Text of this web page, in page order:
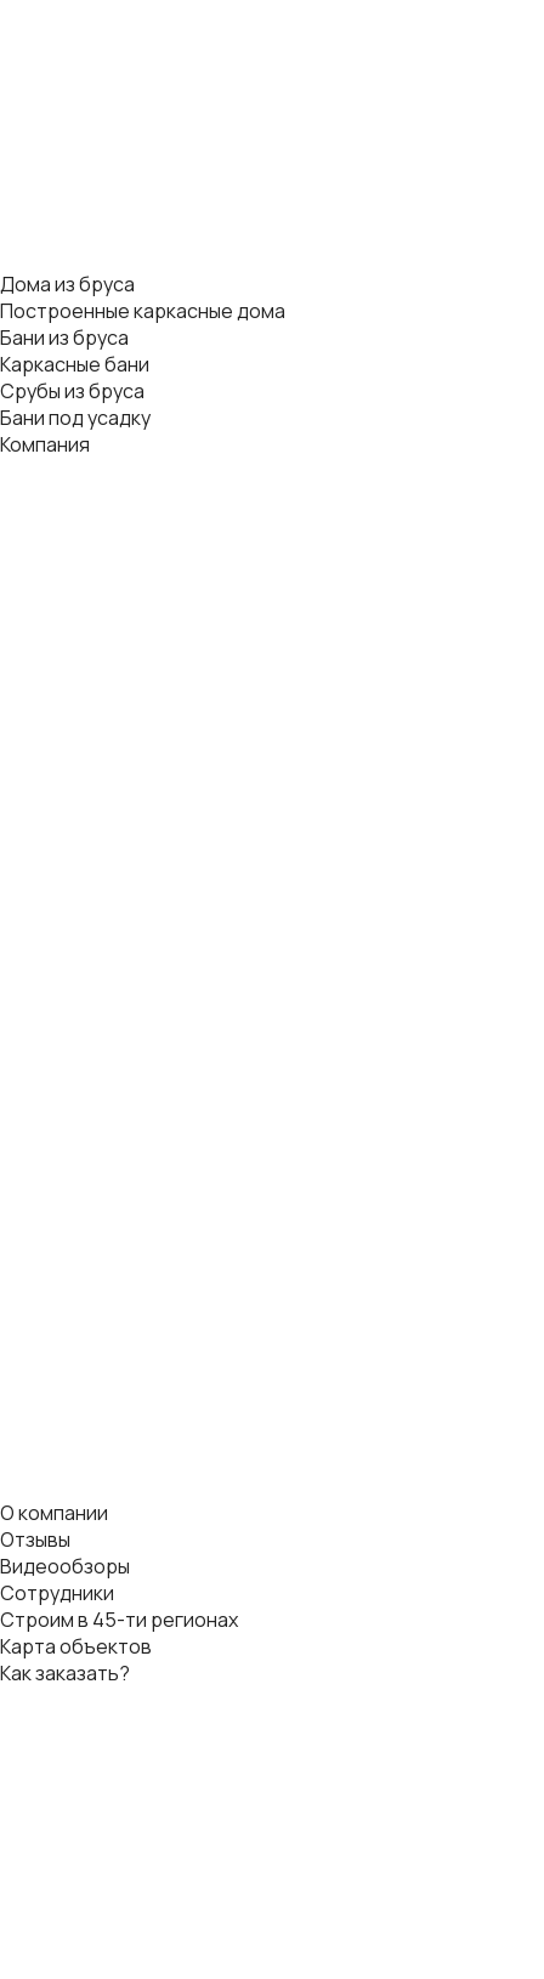
Дома из бруса
Построенные каркасные дома
Бани из бруса
Каркасные бани
Срубы из бруса
Бани под усадку
Компания
О компании
Отзывы
Видеообзоры
Сотрудники
Строим в 45-ти регионах
Карта объектов
Как заказать?